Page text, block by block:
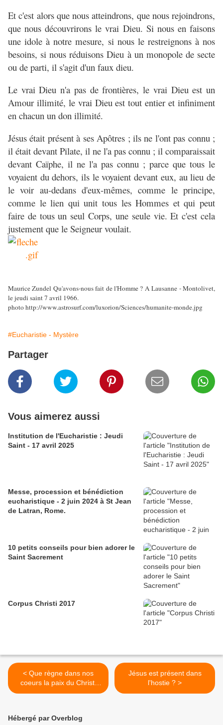
Et c'est alors que nous atteindrons, que nous rejoindrons,
que nous découvrirons le vrai Dieu. Si nous en faisons
une idole à notre mesure, si nous le restreignons à nos
besoins, si nous réduisons Dieu à un monopole de secte
ou de parti, il s'agit d'un faux dieu.
Le vrai Dieu n'a pas de frontières, le vrai Dieu est un
Amour illimité, le vrai Dieu est tout entier et infiniment
en chacun un don illimité.
Jésus était présent à ses Apôtres ; ils ne l'ont pas connu ;
il était devant Pilate, il ne l'a pas connu ; il comparaissait
devant Caïphe, il ne l'a pas connu ; parce que tous le
voyaient du dehors, ils le voyaient devant eux, au lieu de
le voir au-dedans d'eux-mêmes, comme le principe,
comme le lien qui unit tous les Hommes et qui peut
faire de tous un seul Corps, une seule vie. Et c'est cela
justement que le Seigneur voulait.
Maurice Zundel Qu'avons-nous fait de l'Homme ? A Lausanne - Montolivet,
le jeudi saint 7 avril 1966.
photo http://www.astrosurf.com/luxorion/Sciences/humanite-monde.jpg
#Eucharistie - Mystère
Partager
Vous aimerez aussi
Institution de l'Eucharistie : Jeudi
Saint - 17 avril 2025
Messe, procession et bénédiction
eucharistique - 2 juin 2024 à St Jean
de Latran, Rome.
10 petits conseils pour bien adorer le
Saint Sacrement
Corpus Christi 2017
< Que règne dans nos
coeurs la paix du Christ,
alléluia !
Jésus est présent dans
l'hostie ? >
Hébergé par Overblog